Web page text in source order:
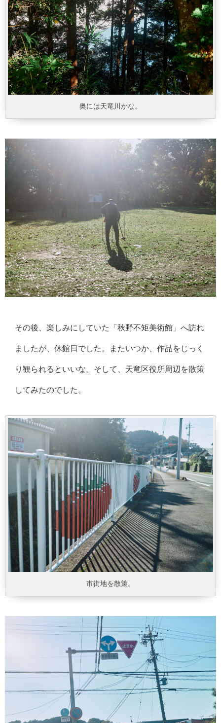
奥には天竜川かな。
その後、楽しみにしていた「秋野不矩美術館」へ訪れ
ましたが、休館日でした。またいつか、作品をじっく
り観られるといいな。そして、天竜区役所周辺を散策
してみたのでした。
市街地を散策。